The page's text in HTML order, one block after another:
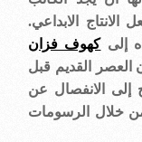
الابداعي.
إلىكهوف فزان
العصر القديم قبل
إلى الانفصال عن
من خلال الرسومات